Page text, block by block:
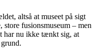
altså at museet på sigt
fusionsmuseum – men
har nu ikke tænkt sig, at